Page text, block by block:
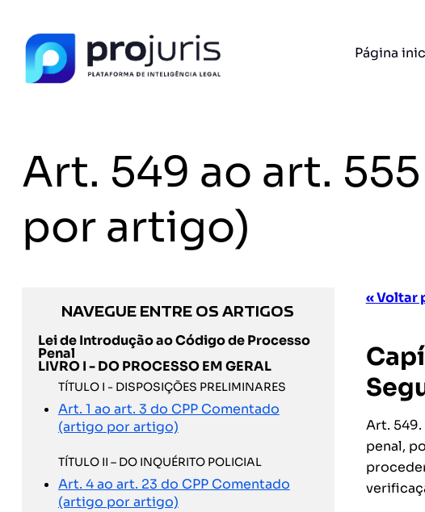
Página
Art. 549 ao art.
por artigo)
NAVEGUE ENTRE OS ARTIGOS
Lei de Introdução ao Código de Processo
Penal
LIVRO I - DO PROCESSO EM GERAL
TÍTULO I - DISPOSIÇÕES PRELIMINARES
Art. 1 ao art. 3 do CPP Comentado
(artigo por artigo)
TÍTULO II – DO INQUÉRITO POLICIAL
Art. 4 ao art. 23 do CPP Comentado
(artigo por artigo)
« Voltar
Art.
penal,